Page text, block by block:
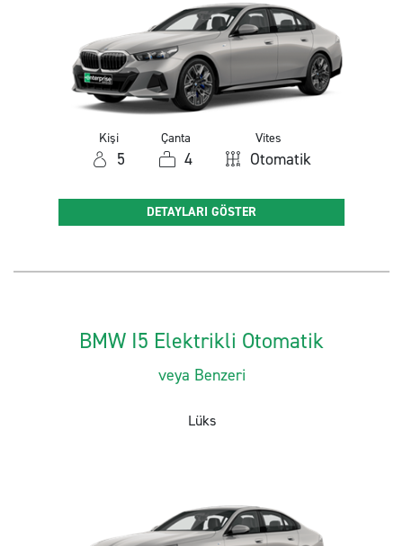
Kişi
5
Çanta
4
Vites
Otomatik
DETAYLARI GÖSTER
BMW I5 Elektrikli Otomatik
veya Benzeri
Lüks